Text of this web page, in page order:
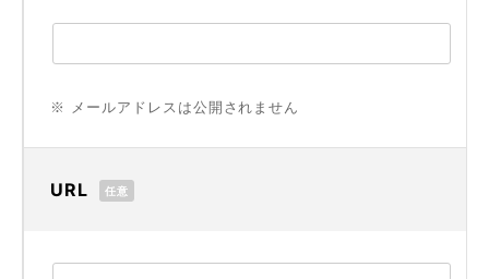
※ メールアドレスは公開されません
URL 任意